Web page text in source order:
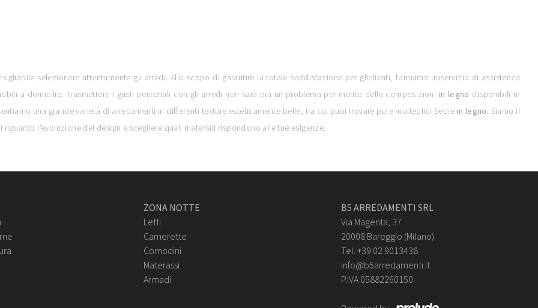
selezionare attentamente gli arredi. Allo scopo di garantire la totale soddisfazione per gliclienti, forniamo unservizio di assistenza
a domicilio. Trasmettere i gusti personali con gli arredi non sarà più un problema per merito delle composizioni in legno disponibili in
una grande varietà di arredamenti in differenti texture esteticamente belle, tra cui puoi trovare pure molteplici Sedie in legno. Siamo il
l'evoluzione del design e scegliere quali materiali rispondono alle tue esigenze.
ZONA NOTTE
Letti
Camerette
Comodini
Materassi
Armadi
B5 ARREDAMENTI SRL
Via Magenta, 37
20008 Bareggio (Milano)
Tel. +39 02 9013438
info@b5arredamenti.it
P.IVA 05882260150